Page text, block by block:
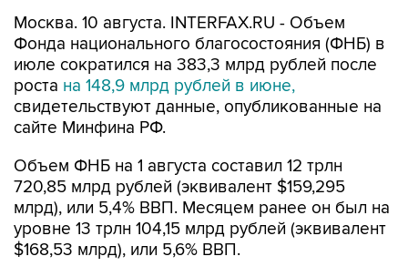
Москва. 10 августа. INTERFAX.RU - Объем
Фонда национального благосостояния (ФНБ) в
июле сократился на 383,3 млрд рублей после
роста на 148,9 млрд рублей в июне,
свидетельствуют данные, опубликованные на
сайте Минфина РФ.
Объем ФНБ на 1 августа составил 12 трлн
720,85 млрд рублей (эквивалент $159,295
млрд), или 5,4% ВВП. Месяцем ранее он был на
уровне 13 трлн 104,15 млрд рублей (эквивалент
$168,53 млрд), или 5,6% ВВП.